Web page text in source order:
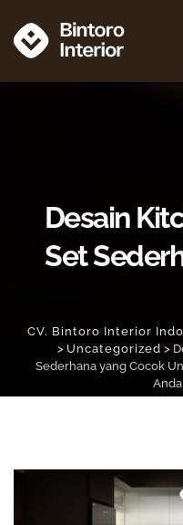
Desain
Set
CV. Bintoro Interior
> Uncategorized >
Sederhana yang Cocok
Anda